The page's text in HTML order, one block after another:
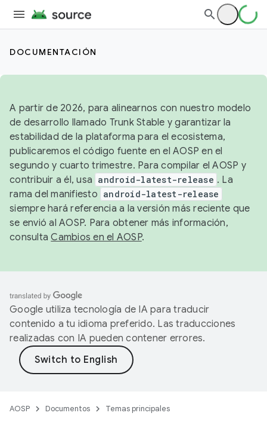
DOCUMENTACIÓN
A partir de 2026, para alinearnos con nuestro modelo
de desarrollo llamado Trunk Stable y garantizar la
estabilidad de la plataforma para el ecosistema,
publicaremos el código fuente en el AOSP en el
segundo y cuarto trimestre. Para compilar el AOSP y
contribuir a él, usa android-latest-release . La
rama del manifiesto android-latest-release
siempre hará referencia a la versión más reciente que
se envió al AOSP. Para obtener más información,
consultaCambios en el AOSP.
Google utiliza tecnología de IA para traducir
contenido a tu idioma preferido. Las traducciones
realizadas con IA pueden contener errores.
AOSP Documentos Temas principales